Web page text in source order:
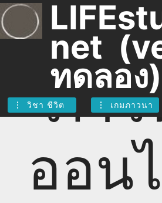
net
ทดลอง)
วิชา ชีวิต เกมภาวนา
คอ
ภา
ออน